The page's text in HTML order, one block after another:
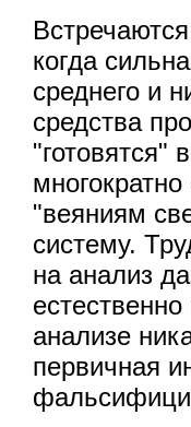
когда
среднего и
средства
"готовятся"
"веяниям
систему.
на анализ
анализе
первичная